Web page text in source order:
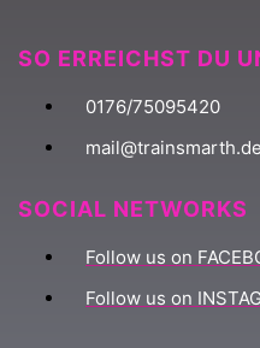
SO ERREICHST DU
0176/75095420
mail@trainsmarth.de
SOCIAL NETWORKS
Follow us on
Follow us on